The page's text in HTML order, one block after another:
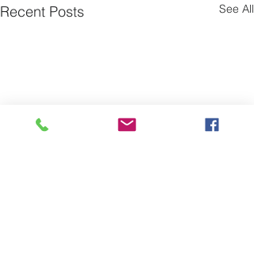
Recent Posts See All